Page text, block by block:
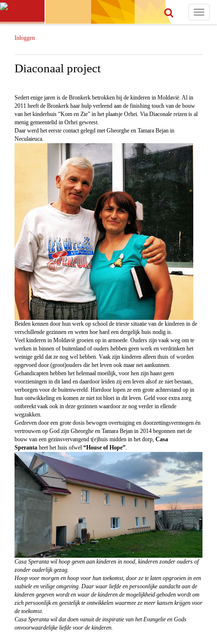
Toggle
Inloggen
Diaconaal project
Sedert enige jaren is de Bronkerk betrokken bij de kinderen in Moldavië. Al in
2011 heeft de Bronkerk haar hulp verleend aan de finishing touch van de bouw
van het kinderhuis “Kom en Zie” in het plaatsje Orhei. Via Diaconale reizen is al
menig gemeentelid in Orhei geweest.
Daar werd het eerste contact gelegd met Gheorghe en Tamara Bejan in
Neculaieuca.
Beiden kennen door hun werk op school de trieste situatie van de kinderen in de
verschillende gezinnen en weten hoe hard een dergelijk huis nodig is.
Veel kinderen in Moldavië groeien op in armoede. Ouders zijn vaak weg om te
werken in binnen of buitenland of ouders hebben geen werk en verdrinken het
weinige geld dat ze nog wel hebben. Vaak zijn kinderen alleen thuis of worden
opgevoed door (groot)ouders die het leven ook maar net aankunnen.
Gehandicapten hebben het helemaal moeilijk, voor hen zijn haast geen
voorzieningen in dit land en daardoor leiden zij een leven alsof ze niet bestaan,
verborgen voor de buitenwereld. Hierdoor lopen ze een grote achterstand op in
hun ontwikkeling en komen ze niet tot bloei in dit leven. Geld voor extra zorg
ontbreekt vaak ook in deze gezinnen waardoor ze nog verder in ellende
wegzakken.
Gedreven door een grote dosis bewogen overtuiging en doorzettingsvermogen én
vertrouwen op God zijn Gheorghe en Tamara Bejan in 2014 begonnen met de
bouw van een gezinsvervangend t(e)huis midden in het dorp, Casa
Speranta heet het huis ofwel “House of Hope”.
Casa Speranta wil hoop geven aan kinderen in nood, kinderen zonder ouders of
zonder ouderlijk gezag.
Hoop voor morgen en hoop voor hun toekomst, door ze te laten opgroeien in een
stabiele en veilige omgeving. Daar waar liefde en persoonlijke aandacht aan de
kinderen gegeven wordt en waar de kinderen de mogelijkheid geboden wordt om
zich persoonlijk en geestelijk te ontwikkelen waarmee ze meer kansen krijgen voor
de toekomst.
Casa Speranta wil dat doen vanuit de inspiratie van het Evangelie en Gods
onvoorwaardelijke liefde voor de kinderen.